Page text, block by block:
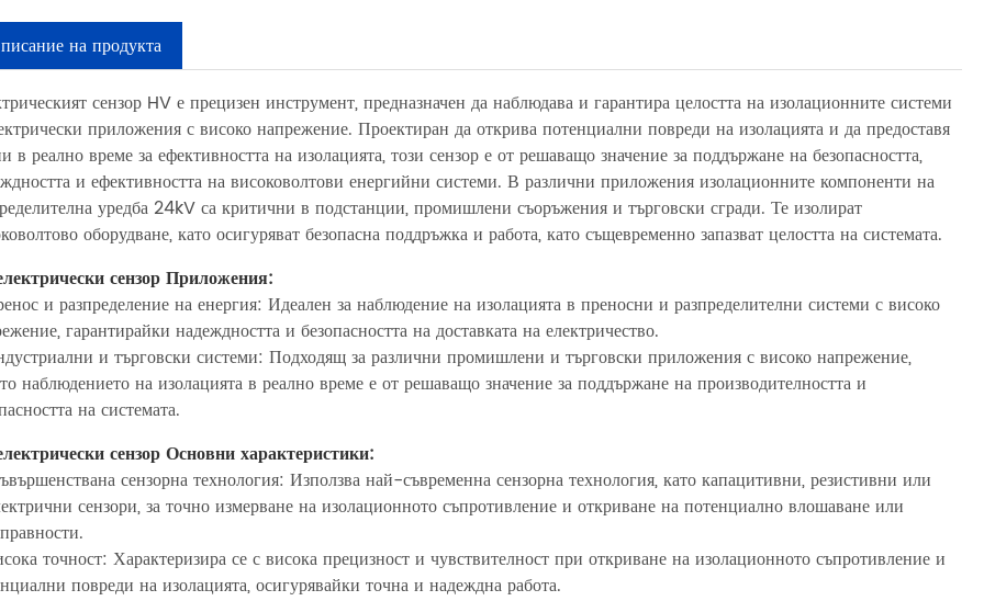
на продукта
сензор HV е прецизен инструмент, предназначен да наблюдава и гарантира целостта на изолационните системи
приложения с високо напрежение. Проектиран да открива потенциални повреди на изолацията и да предоставя
в реално време за ефективността на изолацията, този сензор е от решаващо значение за поддържане на безопасността,
и ефективността на високоволтови енергийни системи. В различни приложения изолационните компоненти на
уредба 24kV са критични в подстанции, промишлени съоръжения и търговски сгради. Те изолират
оборудване, като осигуряват безопасна поддръжка и работа, като същевременно запазват целостта на системата.
сензор Приложения:
и разпределение на енергия: Идеален за наблюдение на изолацията в преносни и разпределителни системи с високо
гарантирайки надеждността и безопасността на доставката на електричество.
и търговски системи: Подходящ за различни промишлени и търговски приложения с високо напрежение,
наблюдението на изолацията в реално време е от решаващо значение за поддържане на производителността и
на системата.
сензор Основни характеристики:
сензорна технология: Използва най-съвременна сензорна технология, като капацитивни, резистивни или
сензори, за точно измерване на изолационното съпротивление и откриване на потенциално влошаване или
точност: Характеризира се с висока прецизност и чувствителност при откриване на изолационното съпротивление и
повреди на изолацията, осигурявайки точна и надеждна работа.